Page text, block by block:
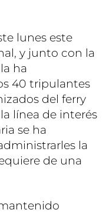
lunes este
y junto con la
ha
40 tripulantes
del ferry
línea de interés
se ha
la
de una